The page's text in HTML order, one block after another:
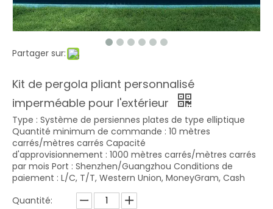
Partager sur:
Kit de pergola pliant personnalisé
imperméable pour l'extérieur
Type : Système de persiennes plates de type elliptique
Quantité minimum de commande : 10 mètres
carrés/mètres carrés Capacité
d'approvisionnement : 1000 mètres carrés/mètres carrés
par mois Port : Shenzhen/Guangzhou Conditions de
paiement : L/C, T/T, Western Union, MoneyGram, Cash
Quantité: